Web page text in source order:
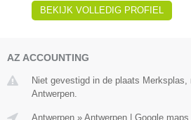
BEKIJK VOLLEDIG PROFIEL
AZ ACCOUNTING
Niet gevestigd in de plaats
Antwerpen.
Antwerpen » Antwerpen Google maps